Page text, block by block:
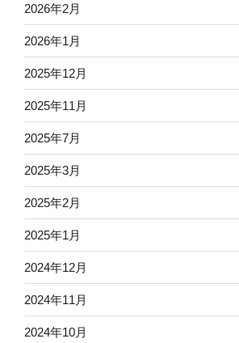
2026年2月
2026年1月
2025年12月
2025年11月
2025年7月
2025年3月
2025年2月
2025年1月
2024年12月
2024年11月
2024年10月